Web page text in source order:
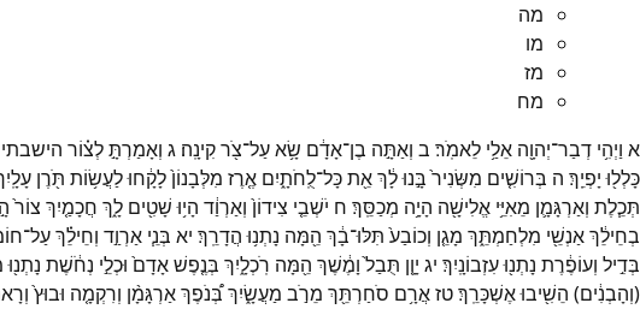
מה
מו
מז
מח
א וַיְהִ֥י דְבַר־יְהוָ֖ה אֵלַ֥י לֵאמֹֽר׃ ב וְאַתָּ֣ה בֶן־אָדָ֔ם שָׂ֥אעַל־צֹ֖רקִינָֽה׃ ג וְאָמַרְתָּ֣לְצ֗וֹר הישבתי
כָּלְל֖וּ יָפְיֵֽךְ׃ ה בְּרוֹשִׁ֤ים מִשְּׂנִיר֙ בָּ֣נוּלָ֔ךְאֵ֖תכָּל־לֻֽחֹתָ֑יִם אֶ֤רֶז מִלְּבָנוֹן֙לָקָ֔חוּלַעֲשׂ֥וֹת תֹּ֖רֶן
תְּכֵ֧לֶת וְאַרְגָּמָ֛ן מֵאִיֵּ֥י אֱלִישָׁ֖ה הָיָ֥ה מְכַסֵּֽךְ׃ ח יֹשְׁבֵ֤י צִידוֹן֙ וְאַרְוַ֔ד הָי֥וּ שָׁטִ֖ים לָ֑ךְ חֲכָמַ֤יִךְ צוֹר֙
בְחֵילֵ֔ךְאַנְשֵׁ֖י מִלְחַמְתֵּ֑ךְ מָגֵ֤ן וְכוֹבַע֙ תִּלּוּ־בָ֔ךְ הֵ֖מָּה נָתְנ֥וּ הֲדָרֵֽךְ׃ יא בְּנֵ֧י אַרְוַ֣ד וְחֵילֵ֗ךְעַל־
בְּדִ֣יל וְעוֹפֶ֔רֶת נָתְנ֖וּעִזְבוֹנָֽיִךְ׃ יג יָוָ֤ן תֻּבַל֙ וָמֶ֔שֶׁךְ הֵ֖מָּה רֹֽכְלָ֑יִךְ בְּנֶ֤פֶשׁאָדָם֙ וּכְלֵ֣י נְחֹ֔שֶׁת נָתְנ֖וּ
(וְהָבְנִ֔ים) הֵשִׁ֖יבוּאֶשְׁכָּרֵֽךְ׃טזאֲרָ֥ם סֹחַרְתֵּ֖ךְ מֵרֹ֣ב מַעֲשָׂ֑יִךְבְּ֠נֹפֶךְאַרְגָּמָ֨ן וְרִקְמָ֤ה וּבוּץ֙